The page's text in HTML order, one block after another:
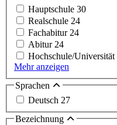
Hauptschule 30
Realschule 24
Fachabitur 24
Abitur 24
Hochschule/Universität
Mehr anzeigen
Sprachen
Deutsch 27
Bezeichnung